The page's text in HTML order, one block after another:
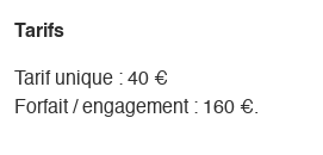
Tarifs
Tarif unique : 40 €
Forfait / engagement : 160 €.